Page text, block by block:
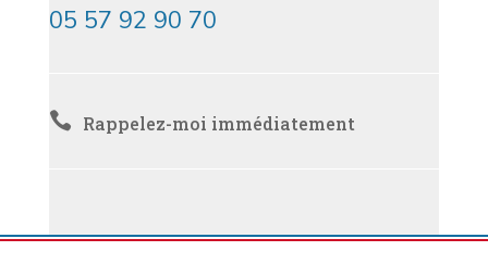
05 57 92 90 70
 Rappelez-moi immédiatement